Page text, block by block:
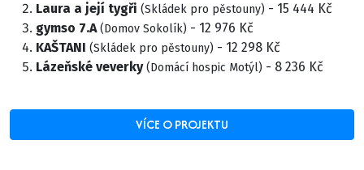
Laura a její tygři (Skládek pro pěstouny) - 15 444 Kč
gymso 7.A (Domov Sokolík) - 12 976 Kč
KAŠTANI (Skládek pro pěstouny) - 12 298 Kč
Lázeňské veverky (Domácí hospic Motýl) - 8 236 Kč
VÍCE O PROJEKTU